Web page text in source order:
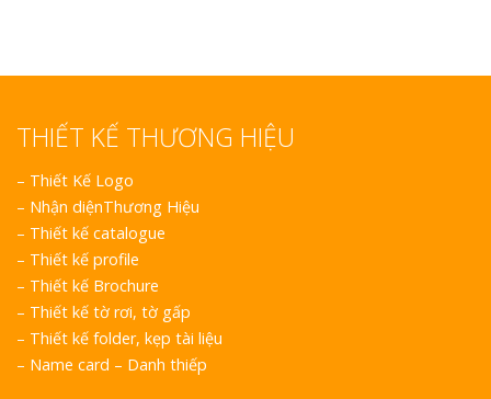
THIẾT KẾ THƯƠNG HIỆU
– Thiết Kế Logo
– Nhận diệnThương Hiệu
– Thiết kế catalogue
– Thiết kế profile
– Thiết kế Brochure
– Thiết kế tờ rơi, tờ gấp
– Thiết kế folder, kẹp tài liệu
– Name card – Danh thiếp